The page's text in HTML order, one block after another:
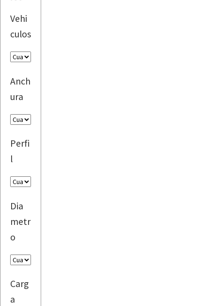
Vehi
culos
Anch
ura
Perfi
l
Dia
metr
o
Carg
a